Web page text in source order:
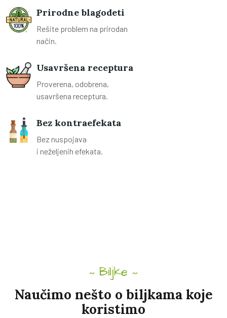
Prirodne blagodeti
Rešite problem na prirodan
način.
Usavršena receptura
Proverena, odobrena,
usavršena receptura.
Bez kontraefekata
Bez nuspojava
i neželjenih efekata.
Biljke
Naučimo nešto o biljkama koje
koristimo